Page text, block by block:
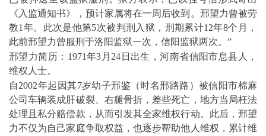
《入监通知书》，预计家属将在一周后收到。邢望力曾被劳
教1 年。此次是他第5次被判刑入狱，刑期累计12年8个月，
此前邢望力曾服刑于洛阳监狱一次，信阳监狱两次。”
邢望力简历： 1971年3 月 24 日出生，河南省信阳市息县人，
维权人士。
自2002年起因其7岁幼子邢鉴（时名邢路路）被信阳市棉麻
公司车辆装成肝破裂、右腿骨折，差些死亡，地方当局枉法
处理且私分赔偿款，从而引发其全家维权行动。此后，邢望
力不仅为自己家庭争取权益，也逐步帮助他人维权，累计维